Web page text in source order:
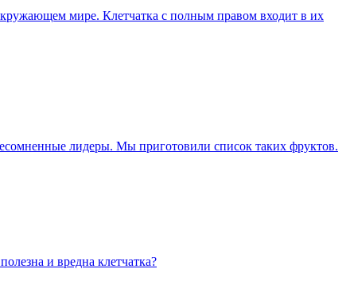
мире. Клетчатка с полным правом входит в их
лидеры. Мы приготовили список таких фруктов.
и вредна клетчатка?